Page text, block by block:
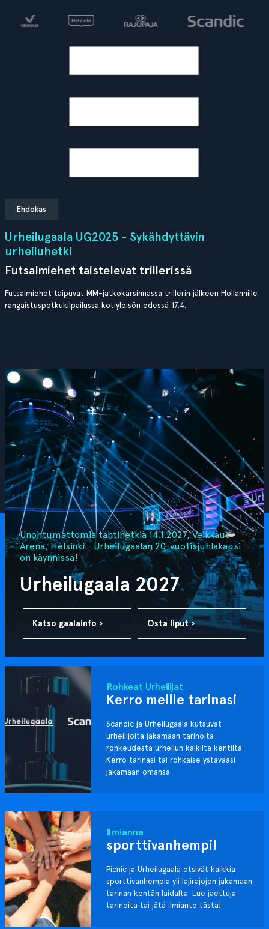
Ehdokas
Urheilugaala UG2025 - Sykähdyttävin
urheiluhetki
Futsalmiehet taistelevat trillerissä
Futsalmiehet taipuvat MM-jatkokarsinnassa trillerin jälkeen Hollannille
rangaistuspotkukilpailussa kotiyleisön edessä 17.4.
Unohtumattomia tähtihetkiä 14.1.2027, Veikkaus
Arena, Helsinki - Urheilugaalan 20-vuotisjuhlakausi
on käynnissä!
Urheilugaala 2027
Katso gaalainfo › Osta liput ›
Rohkeat Urheilijat
Kerro meille tarinasi
Scandic ja Urheilugaala kutsuvat
urheilijoita jakamaan tarinoita
rohkeudesta urheilun kaikilta kentiltä.
Kerro tarinasi tai rohkaise ystävääsi
jakamaan omansa.
Ilmianna
sporttivanhempi!
Picnic ja Urheilugaala etsivät kaikkia
sporttivanhempia yli lajirajojen jakamaan
tarinan kentän laidalta. Lue jaettuja
tarinoita tai jätä ilmianto tästä!